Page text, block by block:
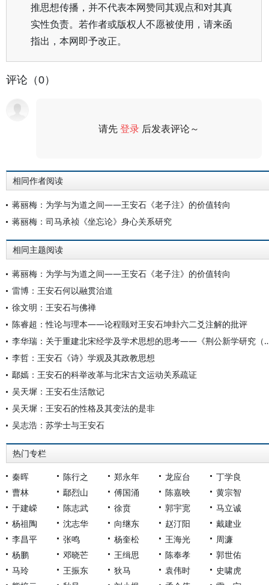
推思想传播，并不代表本网赞同其观点和对其真
实性负责。若作者或版权人不愿被使用，请来函
指出，本网即予改正。
评论（0）
请先登录 后发表评论～
相同作者阅读
蒋丽梅：为学与为道之间——王安石《老子注》的价值转向
蒋丽梅：司马承祯《坐忘论》身心关系研究
相同主题阅读
蒋丽梅：为学与为道之间——王安石《老子注》的价值转向
雷博：王安石何以融贯治道
徐文明：王安石与佛禅
陈睿超：性论与理本——论程颐对王安石坤卦六二爻注解的批评
李华瑞：关于重建北宋经学及学
李哲：王安石《诗》学观及其政教思想
鄢嫣：王安石的科举改革与北宋古文运动关系疏证
吴天墀：王安石生活散记
吴天墀：王安石的性格及其变法的是非
吴志浩：苏学士与王安石
热门专栏
秦晖 陈行之 郑永年 龙应台
丁学良
曹林
鄢烈山 傅国涌 陈嘉映
黄宗智
于建嵘
陈志武 徐贲 郭宇宽
马立诚
杨祖陶
沈志华 向继东 赵汀阳
戴建业
李昌平
张鸣 杨奎松 王海光
周濂
杨鹏
邓晓芒 王缉思 陈奉孝
郭世佑
马玲
王振东 狄马 袁伟时
史啸虎